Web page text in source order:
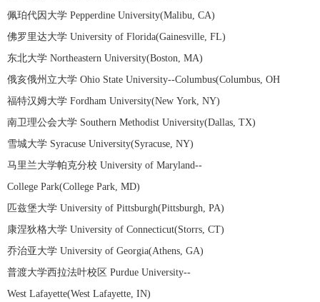
佩珀代因大学 Pepperdine University(Malibu, CA)
佛罗里达大学 University of Florida(Gainesville, FL)
东北大学 Northeastern University(Boston, MA)
俄亥俄州立大学 Ohio State University--Columbus(Columbus, OH
福特汉姆大学 Fordham University(New York, NY)
南卫理公会大学 Southern Methodist University(Dallas, TX)
雪城大学 Syracuse University(Syracuse, NY)
马里兰大学帕克分校 University of Maryland--
College Park(College Park, MD)
匹兹堡大学 University of Pittsburgh(Pittsburgh, PA)
康涅狄格大学 University of Connecticut(Storrs, CT)
乔治亚大学 University of Georgia(Athens, GA)
普渡大学西拉法叶校区 Purdue University--
West Lafayette(West Lafayette, IN)